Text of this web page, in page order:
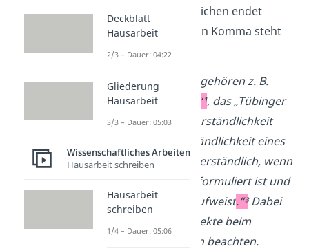
mit einem Satzzeichen endet
nach dem Zitat ein Komma steht
Zu den Theorien der
Textverständlichkeit gehören z. B.
„Hamburger Modell
“¹, das „Tübinger
Modell“², etc.. Textverständlichkeit
beschreibt die Verständlichkeit eines
Textes. „Ein Text ist verständlich, wenn
er einfach und kurz formuliert ist und
eine gute Struktur aufweist.“³Dabei
sollte man diese Aspekte beim
Verfassen von Texten beachten.
Deckblatt
Hausarbeit
2/3 – Dauer: 04:22
Gliederung
Hausarbeit
3/3 – Dauer: 05:03
Wissenschaftliches Arbeiten
Hausarbeit schreiben
Hausarbeit
schreiben
1/4 – Dauer: 05:06